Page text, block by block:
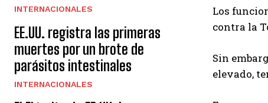
INTERNACIONALES
EE.UU. registra las primeras
muertes por un brote de
parásitos intestinales
INTERNACIONALES
Los
contra la
Sin
elevado,